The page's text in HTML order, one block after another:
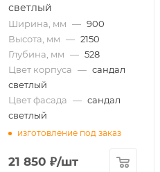
светлый
Ширина, мм — 900
Высота, мм — 2150
Глубина, мм — 528
Цвет корпуса — сандал
светлый
Цвет фасада — сандал
светлый
изготовление под заказ
21 850 ₽/шт